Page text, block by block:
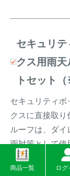
セキュリ
クス用雨
トセット
セキュリティボ
クスに直接取り
ルーフは、ダイ
雨対策として使
実際の取付方
商品一覧 ログ